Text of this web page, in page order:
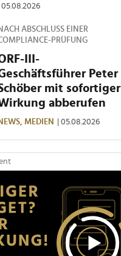
05.08.2026
ABSCHLUSS EINER
PRÜFUNG
III-
Peter
mit sofortiger
abberufen
MEDIEN | 05.08.2026